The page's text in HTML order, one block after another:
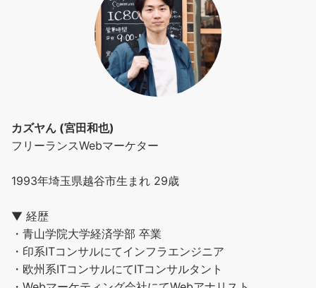
カズヤん (宮田和也)
フリーランスWebマーケター
1993年埼玉県越谷市生まれ 29歳
▼ 経歴
・青山学院大学経済学部 卒業
・印系ITコンサルにてインフラエンジニア
・欧州系ITコンサルにてITコンサルタント